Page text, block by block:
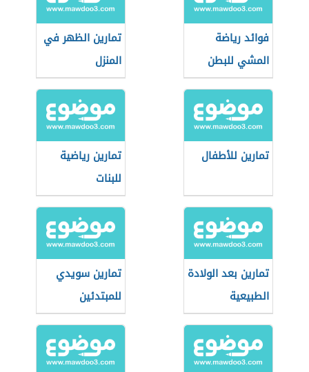
فوائد رياضة
المشي للبطن
تمارين الظهر في
المنزل
تمارين للأطفال
تمارين رياضية
للبنات
تمارين بعد الولادة
الطبيعية
تمارين سويدي
للمبتدئين